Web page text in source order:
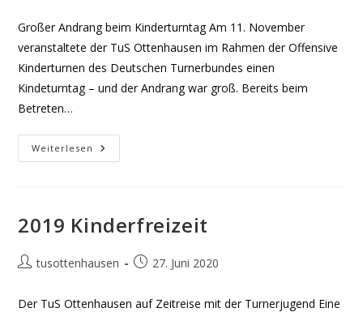
Großer Andrang beim Kinderturntag Am 11. November
veranstaltete der TuS Ottenhausen im Rahmen der Offensive
Kinderturnen des Deutschen Turnerbundes einen
Kindeturntag – und der Andrang war groß. Bereits beim
Betreten…
Weiterlesen 2019
Kinderturntag
2019 Kinderfreizeit
Beitrags-
tusottenhausen
Beitrag27. Juni 2020
Der TuS Ottenhausen auf Zeitreise mit der Turnerjugend Eine